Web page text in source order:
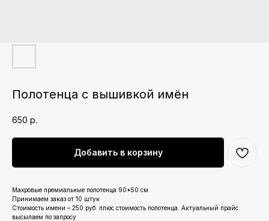
Полотенца с вышивкой имён
650 р.
Добавить в корзину
Махровые премиальные полотенца 90*50 см
Принимаем заказ от 10 штук
Стоимость имени – 250 руб. плюс стоимость полотенца. Актуальный прайс
высылаем по запросу